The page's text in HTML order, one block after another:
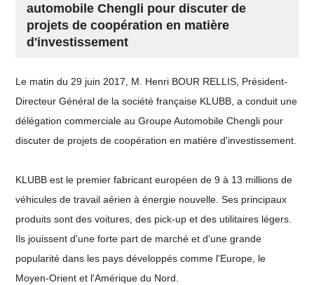
automobile Chengli pour discuter de
projets de coopération en matière
d'investissement
Le matin du 29 juin 2017, M. Henri BOUR RELLIS, Président-
Directeur Général de la société française KLUBB, a conduit une
délégation commerciale au Groupe Automobile Chengli pour
discuter de projets de coopération en matière d'investissement.
KLUBB est le premier fabricant européen de 9 à 13 millions de
véhicules de travail aérien à énergie nouvelle. Ses principaux
produits sont des voitures, des pick-up et des utilitaires légers.
Ils jouissent d'une forte part de marché et d'une grande
popularité dans les pays développés comme l'Europe, le
Moyen-Orient et l'Amérique du Nord.